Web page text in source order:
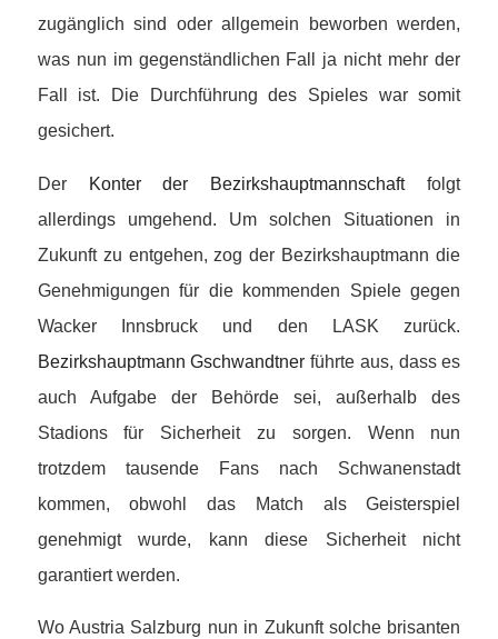
zugänglich sind oder allgemein beworben werden,
was nun im gegenständlichen Fall ja nicht mehr der
Fall ist. Die Durchführung des Spieles war somit
gesichert.
Der Konter der Bezirkshauptmannschaftfolgt
allerdings umgehend. Um solchen Situationen in
Zukunft zu entgehen, zog der Bezirkshauptmann die
Genehmigungen für die kommenden Spiele gegen
Wacker Innsbruck und den LASK zurück.
Bezirkshauptmann Gschwandtner führte aus, dass es
auch Aufgabe der Behörde sei, außerhalb des
Stadions für Sicherheit zu sorgen. Wenn nun
trotzdem tausende Fans nach Schwanenstadt
kommen, obwohl das Match als Geisterspiel
genehmigt wurde, kann diese Sicherheit nicht
garantiert werden.
Wo Austria Salzburg nun in Zukunft solche brisanten